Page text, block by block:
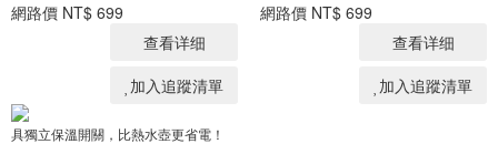
網路價 NT$ 699
查看详细
加入追蹤清單
網路價 NT$ 699
查看详细
加入追蹤清單
具獨立保溫開關，比熱水壺更省電！